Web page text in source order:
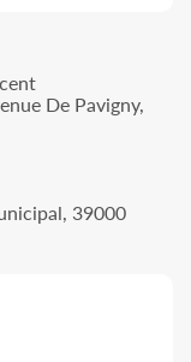
De Pavigny,
39000